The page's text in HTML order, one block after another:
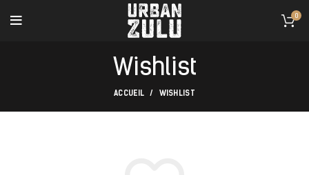
0
Wishlist
ACCUEIL WISHLIST